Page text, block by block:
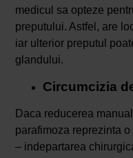
medicul sa opteze
preputului. Astfel, are
iar ulterior preputul
glandului.
Circumcizia
Daca reducerea
parafimoza reprezinta
– indepartarea